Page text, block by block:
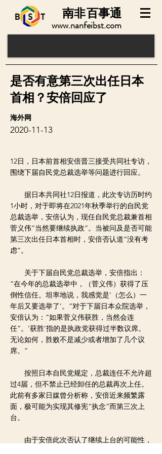
www.nanfeibst.com
百事通
南非
12日，日本前首相安倍晋三接受共同社专访，
围绕下届自民党总裁选举等问题进行回应。
据日本共同社12日报道，此次专访历时约
1小时，对于即将在2021年秋季举行的自民党
总裁选举，安倍认为，现任自民党总裁兼首相
菅义伟“当然要继续执政”。当被问及是否可能
第三次出任日本首相时，安倍否认道“没有考
虑”。
关于下届自民党总裁选举，安倍指出：
“在今年的总裁选举中，（菅义伟）获得了压
倒性信任。坦率地说，我感觉是‘（怎么）一
年后又要选举了’。”对于下届日本众院选举，
安倍认为：“如果菅义伟获胜，当然会连
任”。‘获胜’指的是执政党获得过半数议席。
无论如何，胜败不是减少或者增加了几个议
席。”
按照日本自民党规定，总裁连任不允许超
过4届，但不禁止已经卸任的总裁再次上任。
此前有多家日媒曾分析称，安倍近来频繁露
面，极可能为实现其修宪“执念”而第三次上
台。
由于安倍此次否认了继续上台的可能性，
海外网
2020-11-13
是否有意第三次出任日本
首相？安倍回应了